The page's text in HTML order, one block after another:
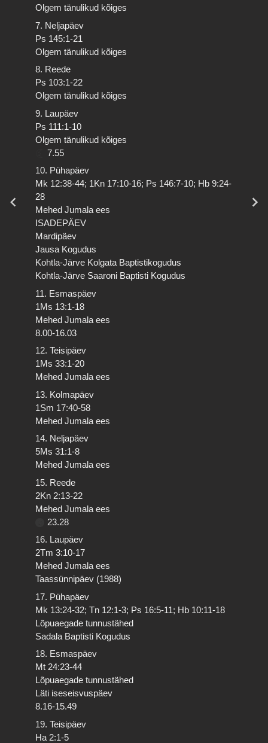
Olgem tänulikud kõiges
7. Neljapäev
Ps 145:1-21
Olgem tänulikud kõiges
8. Reede
Ps 103:1-22
Olgem tänulikud kõiges
9. Laupäev
Ps 111:1-10
Olgem tänulikud kõiges
7.55
10. Pühapäev
Mk 12:38-44; 1Kn 17:10-16; Ps 146:7-10; Hb 9:24-
28
Mehed Jumala ees
ISADEPÄEV
Mardipäev
Jausa Kogudus
Kohtla-Järve Kolgata Baptistikogudus
Kohtla-Järve Saaroni Baptisti Kogudus
11. Esmaspäev
1Ms 13:1-18
Mehed Jumala ees
8.00-16.03
12. Teisipäev
1Ms 33:1-20
Mehed Jumala ees
13. Kolmapäev
1Sm 17:40-58
Mehed Jumala ees
14. Neljapäev
5Ms 31:1-8
Mehed Jumala ees
15. Reede
2Kn 2:13-22
Mehed Jumala ees
23.28
16. Laupäev
2Tm 3:10-17
Mehed Jumala ees
Taassünnipäev (1988)
17. Pühapäev
Mk 13:24-32; Tn 12:1-3; Ps 16:5-11; Hb 10:11-18
Lõpuaegade tunnustähed
Sadala Baptisti Kogudus
18. Esmaspäev
Mt 24:23-44
Lõpuaegade tunnustähed
Läti iseseisvuspäev
8.16-15.49
19. Teisipäev
Ha 2:1-5